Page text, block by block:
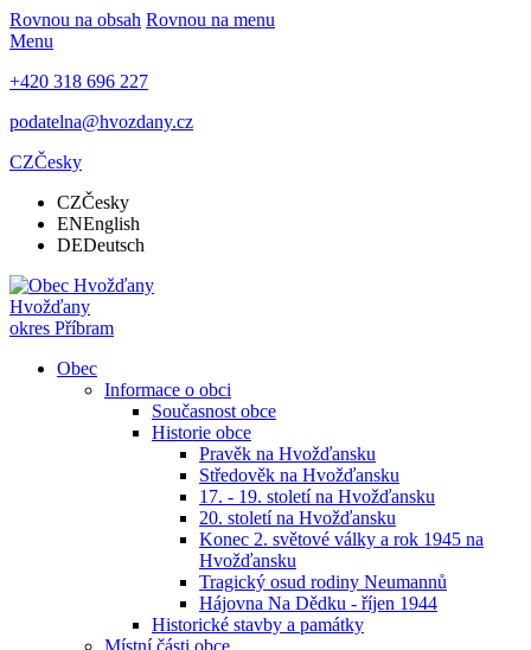
Rovnou na obsah Rovnou na menu
Menu
+420 318 696 227
podatelna@hvozdany.cz
CZČesky
CZČesky
ENEnglish
DEDeutsch
Hvožďany
okres Příbram
Obec
Informace o obci
Současnost obce
Historie obce
Pravěk na Hvožďansku
Středověk na Hvožďansku
17. - 19. století na Hvožďansku
20. století na Hvožďansku
Konec 2. světové války a rok 1945 na
Hvožďansku
Tragický osud rodiny Neumannů
Hájovna Na Dědku - říjen 1944
Historické stavby a památky
Místní části obce